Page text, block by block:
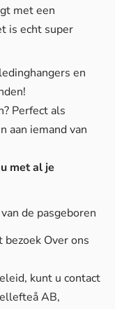
met een
is echt super
en
Perfect als
aan iemand van
met al je
de pasgeboren
bezoek Over ons
kunt u contact
AB,